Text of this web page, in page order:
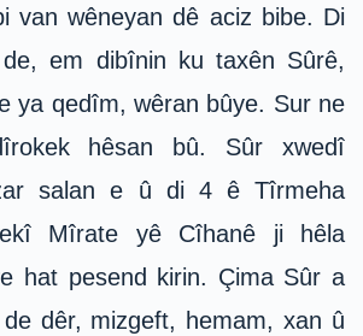
van wêneyan dê aciz bibe. Di
em dibînin ku taxên Sûrê,
ya qedîm, wêran bûye. Sur ne
hêsan bû. Sûr xwedî
salan e û di 4 ê Tîrmeha
Mîrate yê Cîhanê ji hêla
hat pesend kirin. Çima Sûr a
dêr, mizgeft, hemam, xan û